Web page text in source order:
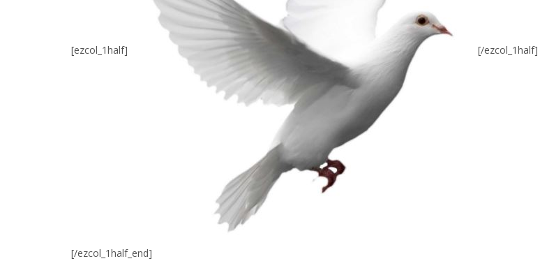
[ezcol_1half] [/
[/ezcol_1half_end]